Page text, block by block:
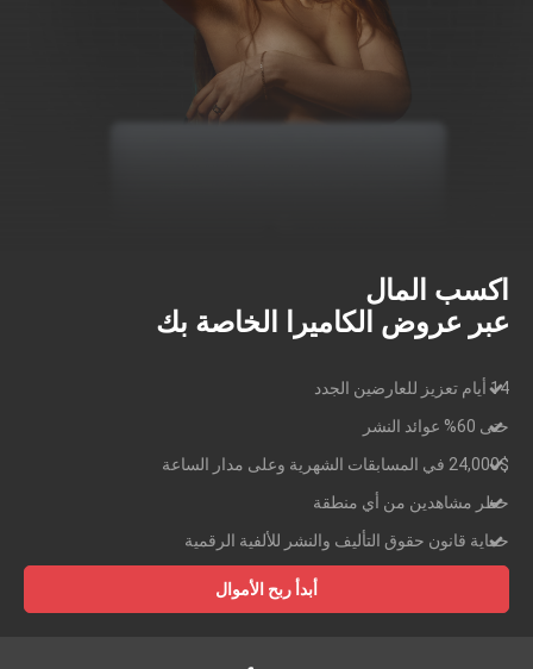
اكسب المال
عبر عروض الكاميرا الخاصة بك
14 أيام تعزيز للعارضين الجدد
حتى 60% عوائد النشر
24,000$ في المسابقات الشهرية وعلى مدار الساعة
حظر مشاهدين من أي منطقة
حماية قانون حقوق التأليف والنشر للألفية الرقمية
أبدأ ربح الأموال